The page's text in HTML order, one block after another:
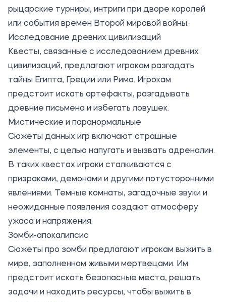
рыцарские турниры, интриги при дворе королей
или события времен Второй мировой войны.
Исследование древних цивилизаций
Квесты, связанные с исследованием древних
цивилизаций, предлагают игрокам разгадать
тайны Египта, Греции или Рима. Игрокам
предстоит искать артефакты, разгадывать
древние письмена и избегать ловушек.
Мистические и паранормальные
Сюжеты данных игр включают страшные
элементы, с целью напугать и вызвать адреналин.
В таких квестах игроки сталкиваются с
призраками, демонами и другими потусторонними
явлениями. Темные комнаты, загадочные звуки и
неожиданные появления создают атмосферу
ужаса и напряжения.
Зомби-апокалипсис
Сюжеты про зомби предлагают игрокам выжить в
мире, заполненном живыми мертвецами. Им
предстоит искать безопасные места, решать
задачи и находить ресурсы, чтобы выжить в